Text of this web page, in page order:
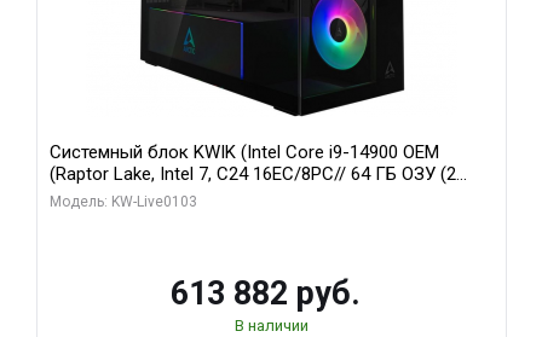
Системный блок KWIK (Intel Core i9-14900 OEM
(Raptor Lake, Intel 7, C24 16EC/8PC// 64 ГБ ОЗУ (2
модуля)/ Afox RTX4090 24GB GDDR6X 384-Bit 3xDP
Модель: KW-Live0103
613 882 руб.
В наличии